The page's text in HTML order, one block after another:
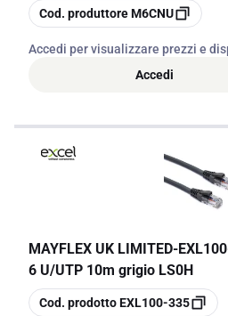
copia
Cod. produttoreM6CNU
Accedi per visualizzare prezzi e
Accedi
MAYFLEX UK LIMITED-
6 U/UTP 10m grigio LS0H
copia
Cod. prodottoEXL100-335